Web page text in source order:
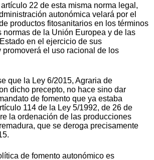
22 de esta misma norma legal,
autonómica velará por el
productos fitosanitarios en los términos
normas de la Unión Europea y de las
en el ejercicio de sus
promoverá el uso racional de los
que la Ley 6/2015, Agraria de
dicho precepto, no hace sino dar
de fomento que ya estaba
114 de la Ley 5/1992, de 26 de
la ordenación de las producciones
que se deroga precisamente
de fomento autonómico es